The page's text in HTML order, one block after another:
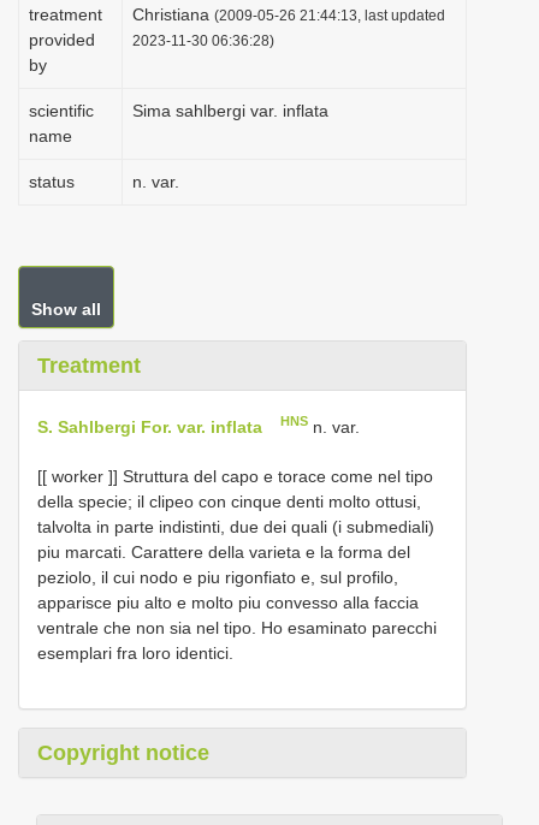
treatment
provided
by
Christiana (2009-05-26 21:44:13, last updated
2023-11-30 06:36:28)
scientific
name
Sima sahlbergi var. inflata
status n. var.
Show all
Treatment
S. Sahlbergi For. var. inflata HNS n. var.
[[ worker ]] Struttura del capo e torace come nel tipo
della specie; il clipeo con cinque denti molto ottusi,
talvolta in parte indistinti, due dei quali (i submediali)
piu marcati. Carattere della varieta e la forma del
peziolo, il cui nodo e piu rigonfiato e, sul profilo,
apparisce piu alto e molto piu convesso alla faccia
ventrale che non sia nel tipo. Ho esaminato parecchi
esemplari fra loro identici.
Copyright notice